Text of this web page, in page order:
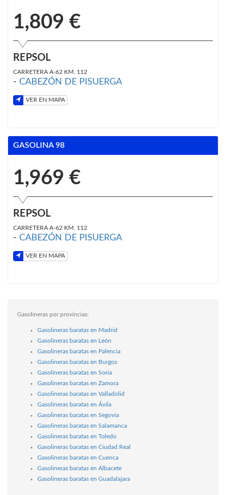
1,809 €
REPSOL
CARRETERA A-62 KM. 112
- CABEZÓN DE PISUERGA
VER EN MAPA
GASOLINA 98
1,969 €
REPSOL
CARRETERA A-62 KM. 112
- CABEZÓN DE PISUERGA
VER EN MAPA
Gasolineras por provincias:
Gasolineras baratas en Madrid
Gasolineras baratas en León
Gasolineras baratas en Palencia
Gasolineras baratas en Burgos
Gasolineras baratas en Soria
Gasolineras baratas en Zamora
Gasolineras baratas en Valladolid
Gasolineras baratas en Ávila
Gasolineras baratas en Segovia
Gasolineras baratas en Salamanca
Gasolineras baratas en Toledo
Gasolineras baratas en Ciudad Real
Gasolineras baratas en Cuenca
Gasolineras baratas en Albacete
Gasolineras baratas en Guadalajara